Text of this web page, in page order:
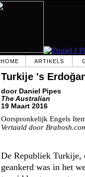
HOME ARTIKELS
Turkije 's
door Daniel Pipes
The Australian
19 Maart 2016
Oorspronkelijk Engels
Vertaald door
De Republiek Turkije,
geankerd was in het